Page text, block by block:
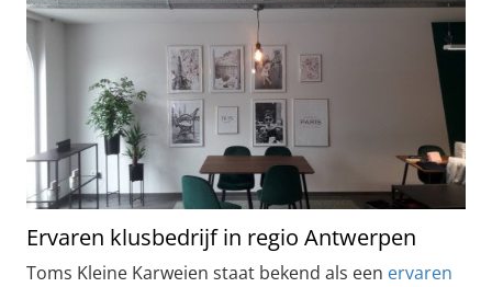
Ervaren klusbedrijf in regio Antwerpen
Toms Kleine Karweien staat bekend als een ervaren